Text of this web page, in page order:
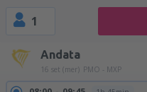
1
Andata
16 set (mer) PMO - MXP